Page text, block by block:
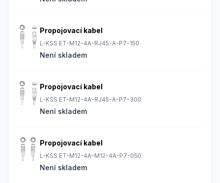
Propojovací kabel
L-KSS ET-M12-4A-RJ45-A-P7-150
Není skladem
Propojovací kabel
L-KSS ET-M12-4A-RJ45-A-P7-300
Není skladem
Propojovací kabel
L-KSS ET-M12-4A-M12-4A-P7-050
Není skladem